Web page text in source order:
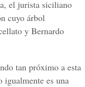
el jurista siciliano
cuyo árbol
y Bernardo
tan próximo a esta
igualmente es una